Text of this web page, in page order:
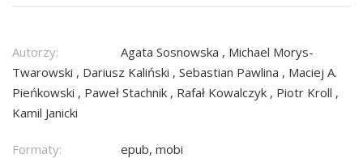
Autorzy:
Agata Sosnowska , Michael Morys-
Twarowski , Dariusz Kaliński , Sebastian Pawlina , Maciej A.
Pieńkowski , Paweł Stachnik , Rafał Kowalczyk , Piotr Kroll ,
Kamil Janicki
Formaty: epub, mobi